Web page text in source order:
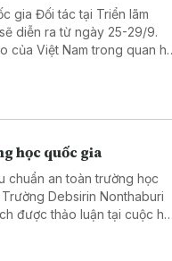
gia Đối tác tại Triển lãm
diễn ra từ ngày 25-29/9.
của Việt Nam trong quan hệ
học quốc gia
chuẩn an toàn trường học
Debsirin Nonthaburi
được thảo luận tại cuộc họp